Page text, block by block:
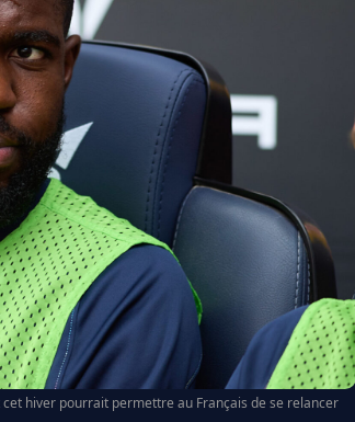
hiver pourrait permettre au Français de se relancer